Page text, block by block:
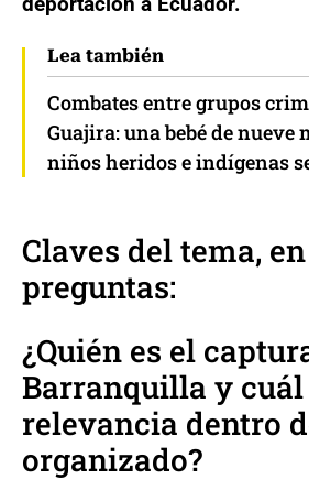
Lea también
Combates entre grupos
Guajira: una bebé de nueve
niños heridos e indígenas
Claves del tema,
preguntas:
¿Quién es el
Barranquilla y cuál
relevancia dentro
organizado?